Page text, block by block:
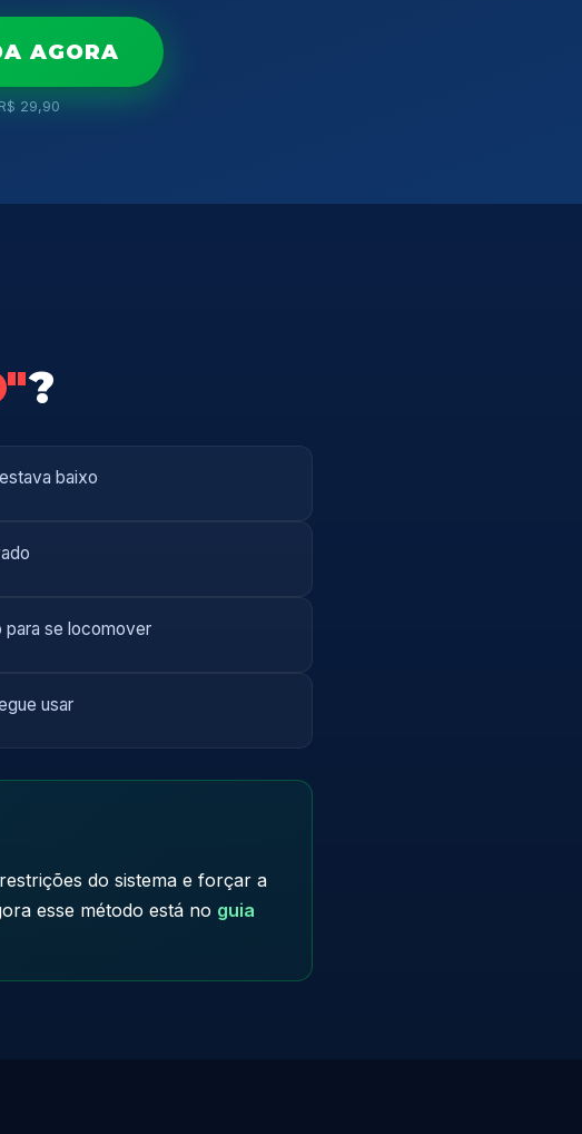
AGORA
29,90
?
baixo
para se locomover
usar
do sistema e forçar a
esse método está no guia